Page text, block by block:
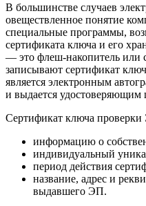
В большинстве случаев
овеществленное понятие
специальные программы,
сертификата ключа и его
— это флеш-накопитель или
записывают сертификат
является электронным
и выдается
Сертификат ключа
информацию о
индивидуальный
период действия
название, адрес и
выдавшего ЭП.